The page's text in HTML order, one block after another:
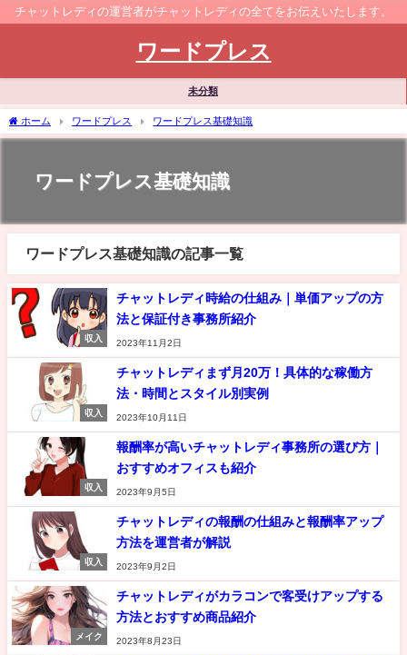
チャットレディの運営者がチャットレディの全てをお伝えいたします。
ワードプレス
未分類
ホーム ワードプレス ワードプレス基礎知識
ワードプレス基礎知識
ワードプレス基礎知識の記事一覧
収入
チャットレディ時給の仕組み｜単価アップの方
法と保証付き事務所紹介
2023年11月2日
収入
チャットレディまず月20万！具体的な稼働方
法・時間とスタイル別実例
2023年10月11日
収入
報酬率が高いチャットレディ事務所の選び方｜
おすすめオフィスも紹介
2023年9月5日
収入
チャットレディの報酬の仕組みと報酬率アップ
方法を運営者が解説
2023年9月2日
メイク
チャットレディがカラコンで客受けアップする
方法とおすすめ商品紹介
2023年8月23日